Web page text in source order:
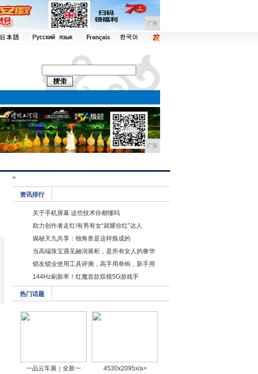
广告
广告
>
资讯排行
关于手机屏幕 这些技术你都懂吗
助力创作者走红!有男有女“就耀你红”达人
揭秘天九共享：独角兽是这样炼成的
当高端珠宝遇见融润展柜，是所有女人的奢华
锁友锁业使用工具评测，高手用单钩，新手用
144Hz刷新率！红魔首款双模5G游戏手
热门话题
一品云车展｜全新一
4530x2095x/a>